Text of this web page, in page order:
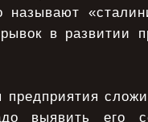
называют
в развитии
предприятия
выявить его